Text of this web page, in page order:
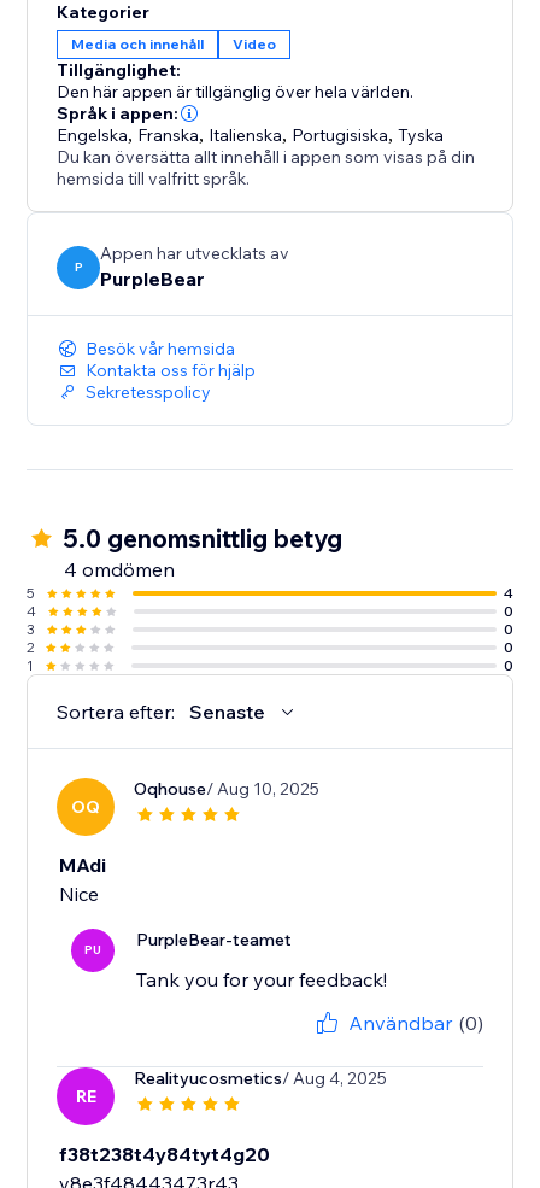
missar en enda sekund. Säg adjö till förlorat
engagemang och hallå till klistrade, alltid synliga
videor.
Kategorier
Media och innehåll Video
Tillgänglighet:
Den här appen är tillgänglig över hela världen.
Språk i appen:
Engelska, Franska, Italienska, Portugisiska,Tyska
Du kan översätta allt innehåll i appen som visas på din
hemsida till valfritt språk.
P
Appen har utvecklats av
PurpleBear
Besök vår hemsida
Kontakta oss för hjälp
Sekretesspolicy
5.0 genomsnittlig betyg
4 omdömen
5
4
4
0
3
0
2
0
1
0
Sortera efter: Senaste
OQ
Oqhouse/ Aug 10, 2025
MAdi
Nice
PU PurpleBear-teamet
Tank you for your feedback!
Användbar (0)
RE
Realityucosmetics/ Aug 4, 2025
f38t238t4y84tyt4g20